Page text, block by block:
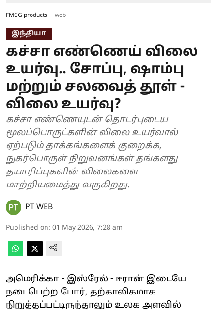
FMCG products web
இந்தியா
கச்சா எண்ணெய் விலை
உயர்வு.. சோப்பு, ஷாம்பு
மற்றும் சலவைத் தூள் -
விலை உயர்வு?
கச்சா எண்ணெயுடன் தொடர்புடைய
மூலப்பொருட்களின் விலை உயர்வால்
ஏற்படும் தாக்கங்களைக் குறைக்க,
நுகர்பொருள் நிறுவனங்கள் தங்களது
தயாரிப்புகளின் விலைகளை
மாற்றியமைத்து வருகிறது.
PT WEB
Published on: 01 May 2026, 7:28 am
அமெரிக்கா - இஸ்ரேல் - ஈரான் இடையே
நடைபெற்ற போர், தற்காலிகமாக
நிறுத்தப்பட்டிருந்தாலும் உலக அளவில்